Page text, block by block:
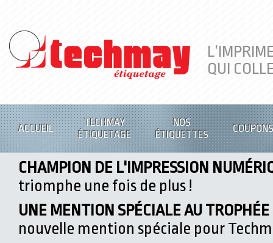
QUI
ACCUEIL
TECHMAY
ÉTIQUETAGE
NOS
ÉTIQUETTES
COUPONS
CHAMPION DE L'IMPRESSION
triomphe une fois de plus !
UNE MENTION SPÉCIALE AU
nouvelle mention spéciale pour